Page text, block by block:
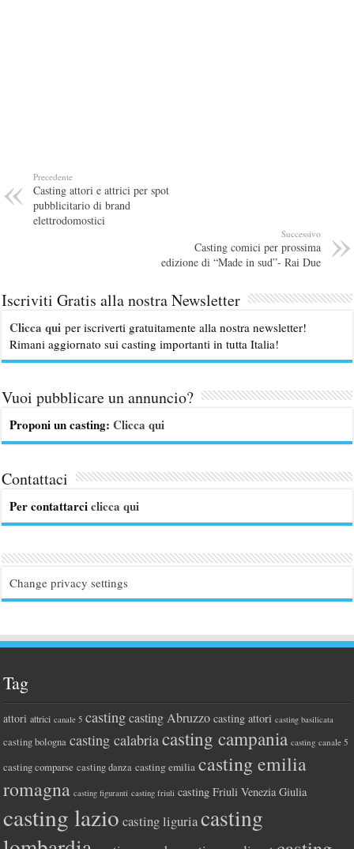
Precedente
Casting attori e attrici per spot
pubblicitario di brand
elettrodomostici
Successivo
Casting comici per prossima
edizione di “Made in sud”- Rai Due
Iscriviti Gratis alla nostra Newsletter
Clicca qui per iscriverti gratuitamente alla nostra newsletter!
Rimani aggiornato sui casting importanti in tutta Italia!
Vuoi pubblicare un annuncio?
Proponi un casting:Clicca qui
Contattaci
Per contattarciclicca qui
Change privacy settings
Tag
attori attrici canale 5 casting casting Abruzzo casting attori casting basilicata
casting bologna casting calabriacasting campania casting canale 5
casting comparse casting danza casting emilia casting emilia
romagna casting figuranti casting friuli casting Friuli Venezia Giulia
casting lazio casting liguriacasting